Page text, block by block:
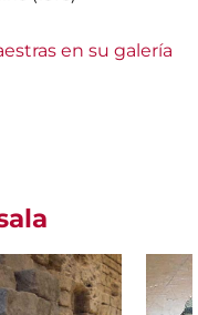
en su galería